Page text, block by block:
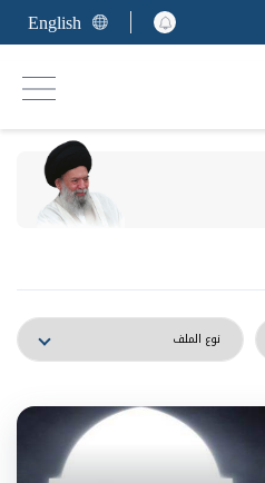
English